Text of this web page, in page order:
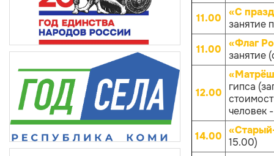
11.00
«С
занятие
11.00
«Флаг
занятие
12.00
гипса
человек
14.00 15.00)